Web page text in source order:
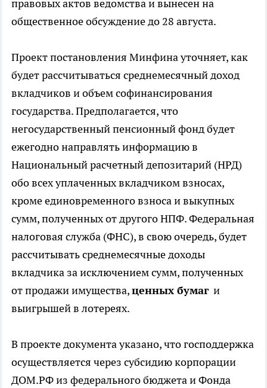
правовых актов ведомства и вынесен на
общественное обсуждение до 28 августа.
Проект постановления Минфина уточняет, как
будет рассчитываться среднемесячный доход
вкладчиков и объем софинансирования
государства. Предполагается, что
негосударственный пенсионный фонд будет
ежегодно направлять информацию в
Национальный расчетный депозитарий (НРД)
обо всех уплаченных вкладчиком взносах,
кроме единовременного взноса и выкупных
сумм, полученных от другого НПФ. Федеральная
налоговая служба (ФНС), в свою очередь, будет
рассчитывать среднемесячные доходы
вкладчика за исключением сумм, полученных
от продажи имущества,ценных бумаг и
выигрышей в лотереях.
В проекте документа указано, что господдержка
осуществляется через субсидию корпорации
ДОМ.РФ из федерального бюджета и Фонда